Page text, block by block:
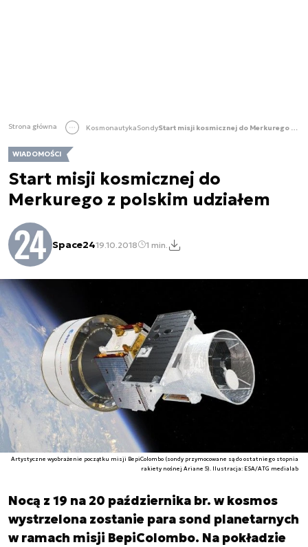
Strona główna KosmonautykaSondy Start misji kosmicznej do Merkurego z polskim udziałem
WIADOMOŚCI
Start misji kosmicznej do
Merkurego z polskim udziałem
Space2419.10.2018 1 min.
Artystyczne wyobrażenie początku misji BepiColombo (sondy przymocowane są do ostatniego stopnia
rakiety nośnej Ariane 5). Ilustracja: ESA/ATG medialab
Nocą z 19 na 20 października br. w kosmos
wystrzelona zostanie para sond planetarnych
w ramach misji BepiColombo. Na pokładzie